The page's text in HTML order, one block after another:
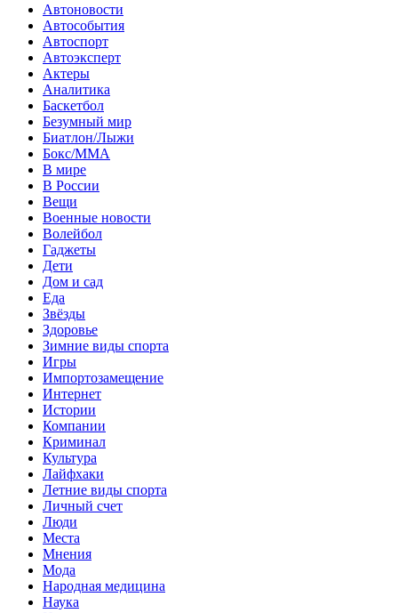
Автоновости
Автособытия
Автоспорт
Автоэксперт
Актеры
Аналитика
Баскетбол
Безумный мир
Биатлон/Лыжи
Бокс/MMA
В мире
В России
Вещи
Военные новости
Волейбол
Гаджеты
Дети
Дом и сад
Еда
Звёзды
Здоровье
Зимние виды спорта
Игры
Импортозамещение
Интернет
Истории
Компании
Криминал
Культура
Лайфхаки
Летние виды спорта
Личный счет
Люди
Места
Мнения
Мода
Народная медицина
Наука